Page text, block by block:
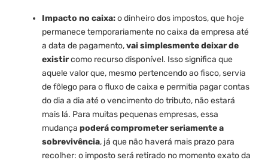
Impacto no caixa:o dinheiro dos impostos, que hoje
permanece temporariamente no caixa da empresa até
a data de pagamento,vai simplesmente deixar de
existircomo recurso disponível. Isso significa que
aquele valor que, mesmo pertencendo ao fisco, servia
de fôlego para o fluxo de caixa e permitia pagar contas
do dia a dia até o vencimento do tributo, não estará
mais lá. Para muitas pequenas empresas, essa
mudança poderá comprometer seriamente a
sobrevivência, já que não haverá mais prazo para
recolher: o imposto será retirado no momento exato da